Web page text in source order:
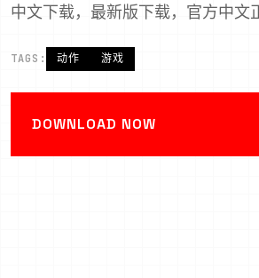
中文下载，最新版下载，官方中文
TAGS: 动作 游戏
DOWNLOAD NOW